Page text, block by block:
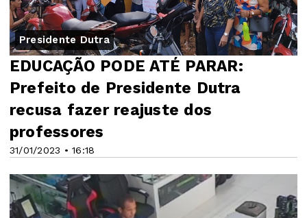
Presidente Dutra
31/01/2023 • 16:18
EDUCAÇÃO PODE ATÉ PARAR:
Prefeito de Presidente Dutra
recusa fazer reajuste dos
professores